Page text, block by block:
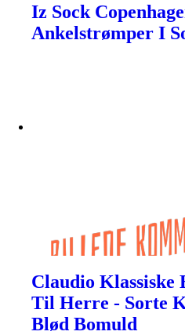
Iz Sock
Ankelstrømper I
Claudio Klassiske
Til Herre - Sorte
Blød Bomuld